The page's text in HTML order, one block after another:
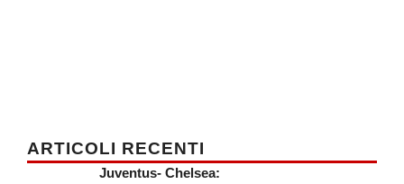
ARTICOLI RECENTI
Juventus- Chelsea: